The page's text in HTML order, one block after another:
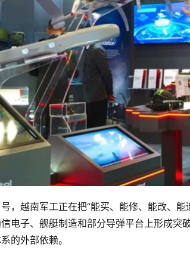
，越南军工正在把“能买、能修、能改、
电子、舰艇制造和部分导弹平台上形成突
的外部依赖。